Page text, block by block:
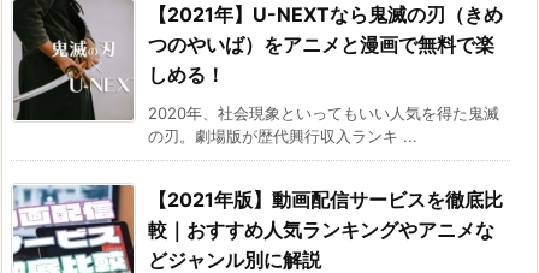
【2021年】U-NEXTなら鬼滅の刃（きめ
つのやいば）をアニメと漫画で無料で楽
しめる！
2020年、社会現象といってもいい人気を得た鬼滅
の刃。劇場版が歴代興行収入ランキ ...
【2021年版】動画配信サービスを徹底比
較｜おすすめ人気ランキングやアニメな
どジャンル別に解説